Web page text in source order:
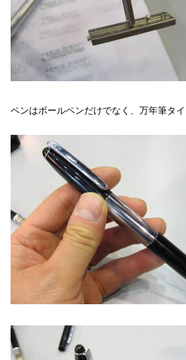
ペンはボールペンだけでなく、万年筆タイ